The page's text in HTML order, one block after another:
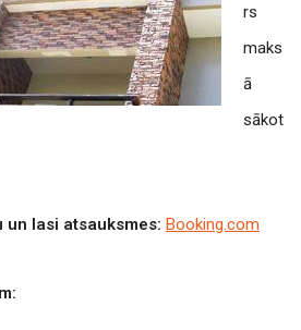
rs
maks
ā
sākot
un lasi atsauksmes: Booking.com